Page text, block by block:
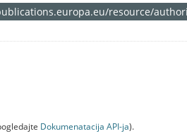
resource/
Dokumenаtаcijа API-jа).